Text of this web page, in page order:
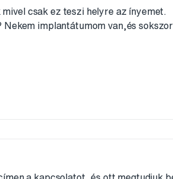
csak ez teszi helyre az ínyemet.
implantátumom van,és sokszor